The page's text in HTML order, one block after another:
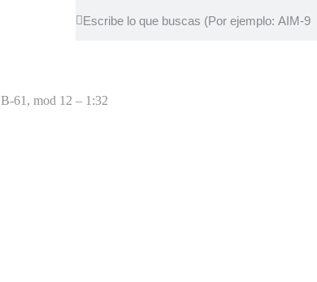
B-61, mod 12 – 1:32